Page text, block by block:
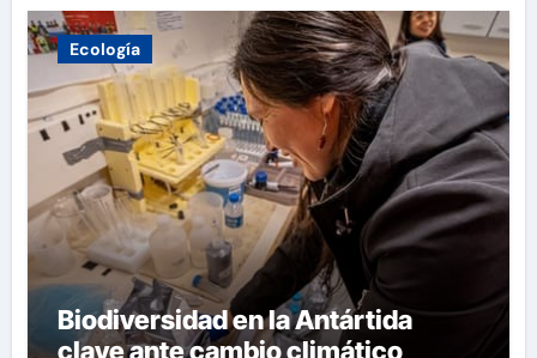
Ecología
Biodiversidad en la Antártida
clave ante cambio climático